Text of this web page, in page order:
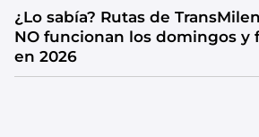
¿Lo sabía? Rutas de
NO funcionan los domingos y
en 2026